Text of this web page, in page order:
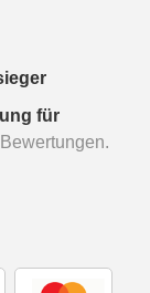
für
Bewertungen.